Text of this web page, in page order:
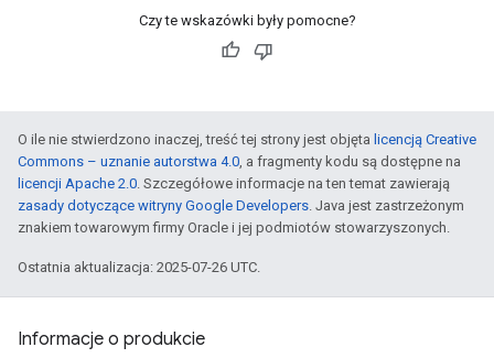
Czy te wskazówki były pomocne?
O ile nie stwierdzono inaczej, treść tej strony jest objęta licencją Creative
Commons – uznanie autorstwa 4.0, a fragmenty kodu są dostępne na
licencji Apache 2.0. Szczegółowe informacje na ten temat zawierają
zasady dotyczące witryny Google Developers. Java jest zastrzeżonym
znakiem towarowym firmy Oracle i jej podmiotów stowarzyszonych.
Ostatnia aktualizacja: 2025-07-26 UTC.
Informacje o produkcie